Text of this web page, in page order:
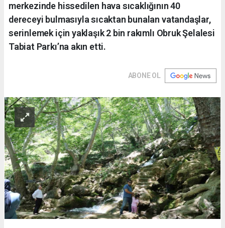
merkezinde hissedilen hava sıcaklığının 40
dereceyi bulmasıyla sıcaktan bunalan vatandaşlar,
serinlemek için yaklaşık 2 bin rakımlı Obruk Şelalesi
Tabiat Parkı’na akın etti.
ABONE OL